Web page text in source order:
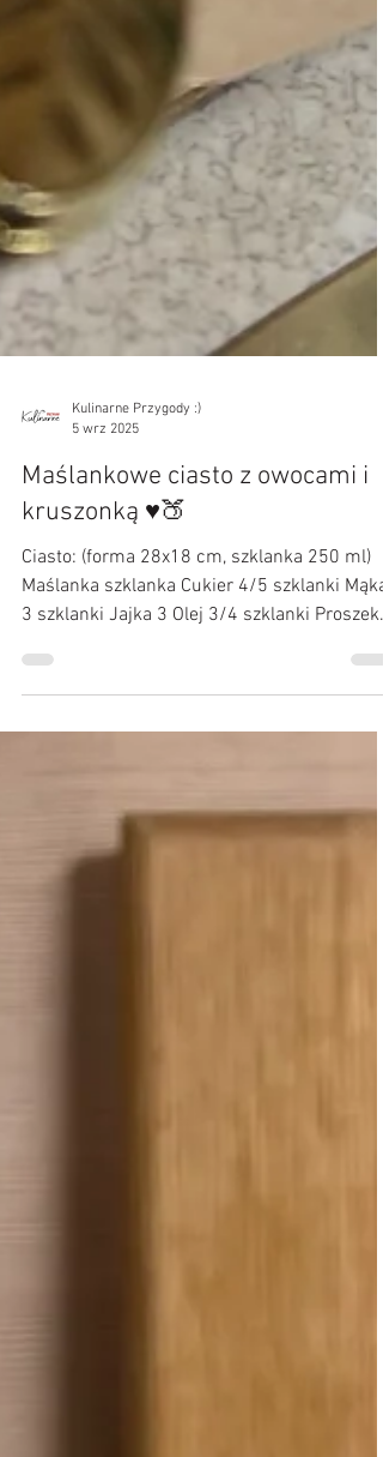
Kulinarne Przygody :)
5 wrz 2025
Maślankowe ciasto z owocami i
kruszonką ♥️🍑
Ciasto: (forma 28x18 cm, szklanka 250 ml)
3 szklanki Jajka 3 Olej 3/4 szklanki Proszek
do...